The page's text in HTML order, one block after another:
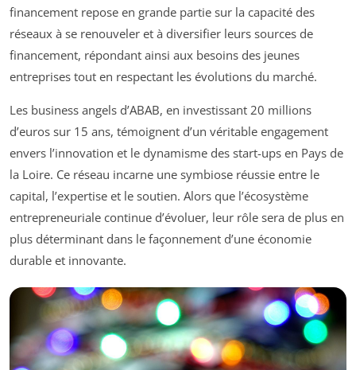
financement repose en grande partie sur la capacité des
réseaux à se renouveler et à diversifier leurs sources de
financement, répondant ainsi aux besoins des jeunes
entreprises tout en respectant les évolutions du marché.
Les business angels d’ABAB, en investissant 20 millions
d’euros sur 15 ans, témoignent d’un véritable engagement
envers l’innovation et le dynamisme des start-ups en Pays de
la Loire. Ce réseau incarne une symbiose réussie entre le
capital, l’expertise et le soutien. Alors que l’écosystème
entrepreneuriale continue d’évoluer, leur rôle sera de plus en
plus déterminant dans le façonnement d’une économie
durable et innovante.